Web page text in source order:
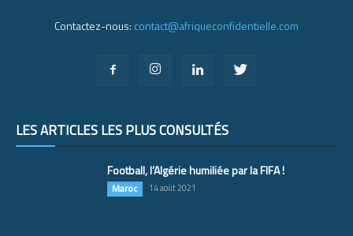
Contactez-nous: contact@afriqueconfidentielle.com
LES ARTICLES LES PLUS CONSULTÉS
Football, l’Algérie humiliée par la FIFA !
Maroc 14 août 2021